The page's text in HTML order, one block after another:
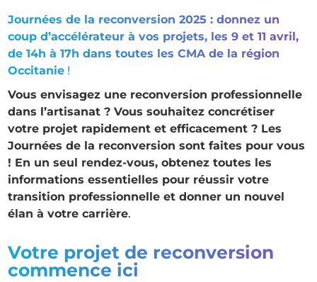
Journées de la reconversion 2025 : donnez un
coup d’accélérateur à vos projets, les 9 et 11 avril,
de 14h à 17h dans toutes les CMA de la région
Occitanie !
Vous envisagez une reconversion professionnelle
dans l’artisanat ? Vous souhaitez concrétiser
votre projet rapidement et efficacement ? Les
Journées de la reconversion sont faites pour vous
! En un seul rendez-vous, obtenez toutes les
informations essentielles pour réussir votre
transition professionnelle et donner un nouvel
élan à votre carrière.
Votre projet de reconversion
commence ici